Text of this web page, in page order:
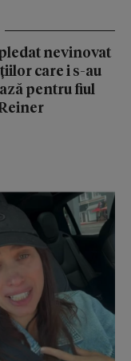
nevinovat
care i s-au
pentru fiul